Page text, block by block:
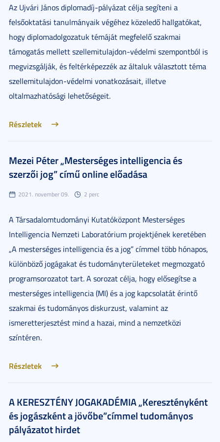
Az Ujvári János diplomadíj-pályázat célja segíteni a
felsőoktatási tanulmányaik végéhez közeledő hallgatókat,
hogy diplomadolgozatuk témáját megfelelő szakmai
támogatás mellett szellemitulajdon-védelmi szempontból is
megvizsgálják, és feltérképezzék az általuk választott téma
szellemitulajdon-védelmi vonatkozásait, illetve
oltalmazhatósági lehetőségeit.
Részletek
Mezei Péter „Mesterséges intelligencia és
szerzői jog” című online előadása
2021. november 09. 2 perc
A Társadalomtudományi Kutatóközpont Mesterséges
Intelligencia Nemzeti Laboratórium projektjének keretében
„A mesterséges intelligencia és a jog” címmel több hónapos,
különböző jogágakat és tudományterületeket megmozgató
programsorozatot tart. A sorozat célja, hogy elősegítse a
mesterséges intelligencia (MI) és a jog kapcsolatát érintő
szakmai és tudományos diskurzust, valamint az
ismeretterjesztést mind a hazai, mind a nemzetközi
színtéren.
Részletek
A KERESZTÉNY JOGAKADÉMIA „Keresztényként
és jogászként a jövőbe”címmel tudományos
pályázatot hirdet